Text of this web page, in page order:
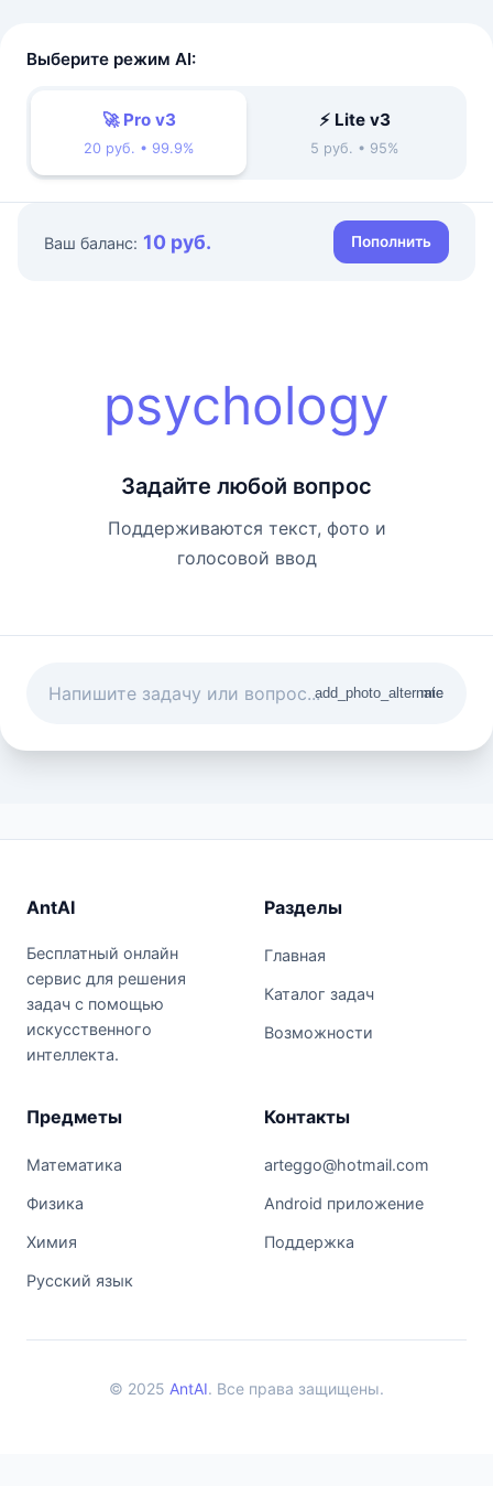
Выберите режим AI:
🚀 Pro v3
20 руб. • 99.9%
⚡ Lite v3
5 руб. • 95%
Ваш баланс: 10 руб. Пополнить
psychology
Задайте любой вопрос
Поддерживаются текст, фото и
голосовой ввод
add_photo_alternate
mic
AntAI
Бесплатный онлайн
сервис для решения
задач с помощью
искусственного
интеллекта.
Разделы
Главная
Каталог задач
Возможности
Предметы
Математика
Физика
Химия
Русский язык
Контакты
arteggo@hotmail.com
Android приложение
Поддержка
© 2025 AntAI. Все права защищены.